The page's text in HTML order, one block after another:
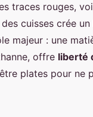
traces rouges,
cuisses crée
majeur : une
offre liberté
plates pour ne